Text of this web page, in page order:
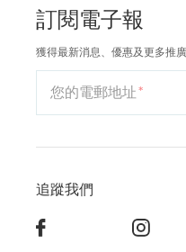
訂閱電子報
獲得最新消息、優惠及更多推廣
您的電郵地址
追蹤我們